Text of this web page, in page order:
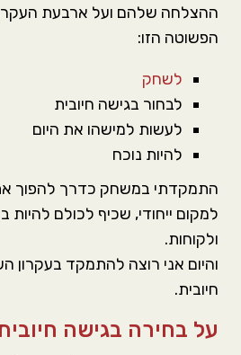
ההצלחה שלהם ועל ארבעת
הפשוטה הזו:
לשחק
לבחור בגישה חיובית
לעשות למישהו את היום
להיות נוכח
התמקדתי במשחק כדרך להפוך
למקום ייחודי, שכיף לכולם להיות
ולקוחות.
והיום אני רוצה להתמקד בעקרון
חיובית.
על בחירה בגישה